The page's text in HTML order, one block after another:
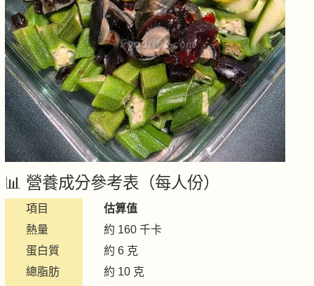
📊 營養成分參考表（每人份）
項目
估算值
熱量
約 160 千卡
蛋白質
約 6 克
總脂肪
約 10 克